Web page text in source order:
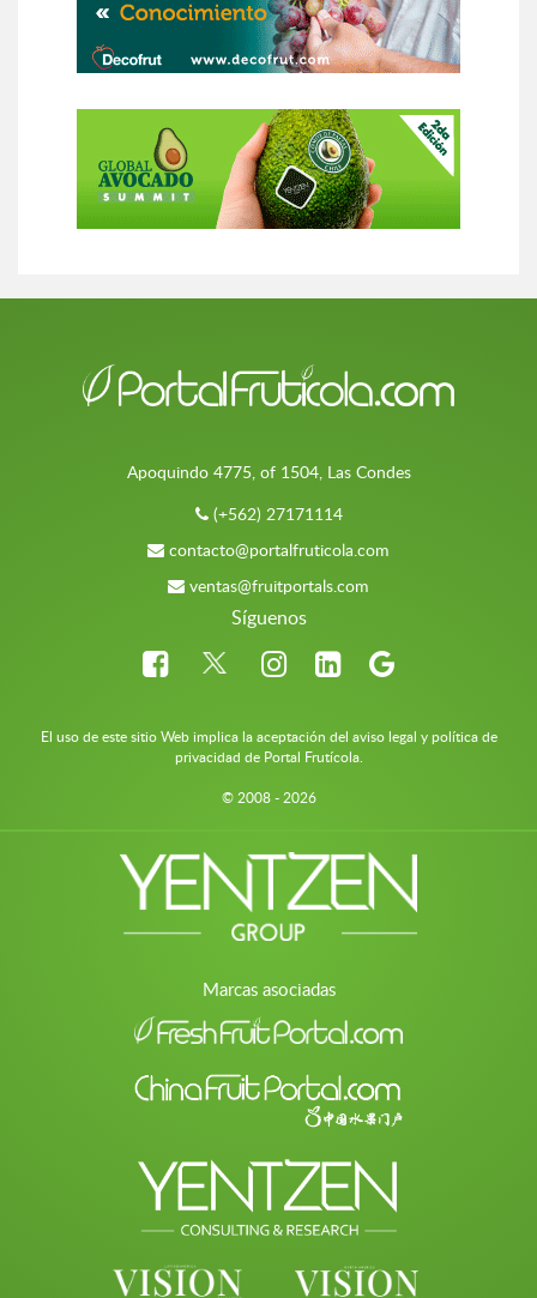
Apoquindo 4775, of 1504, Las Condes
(+562) 27171114
contacto@portalfruticola.com
ventas@fruitportals.com
Síguenos
El uso de este sitio Web implica la aceptación del aviso legal y política de
privacidad de Portal Frutícola.
© 2008 - 2026
Marcas asociadas